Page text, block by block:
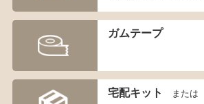
お知らせ
買取実績
ガムテープ
宅配キット
または